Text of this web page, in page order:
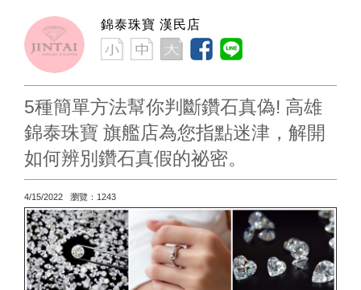
錦泰珠寶 漢民店
5種簡單方法幫你判斷鑽石真偽! 高雄
錦泰珠寶 旗艦店為您指點迷津，解開
如何辨別鑽石真假的祕密。
4/15/2022 瀏覽：1243